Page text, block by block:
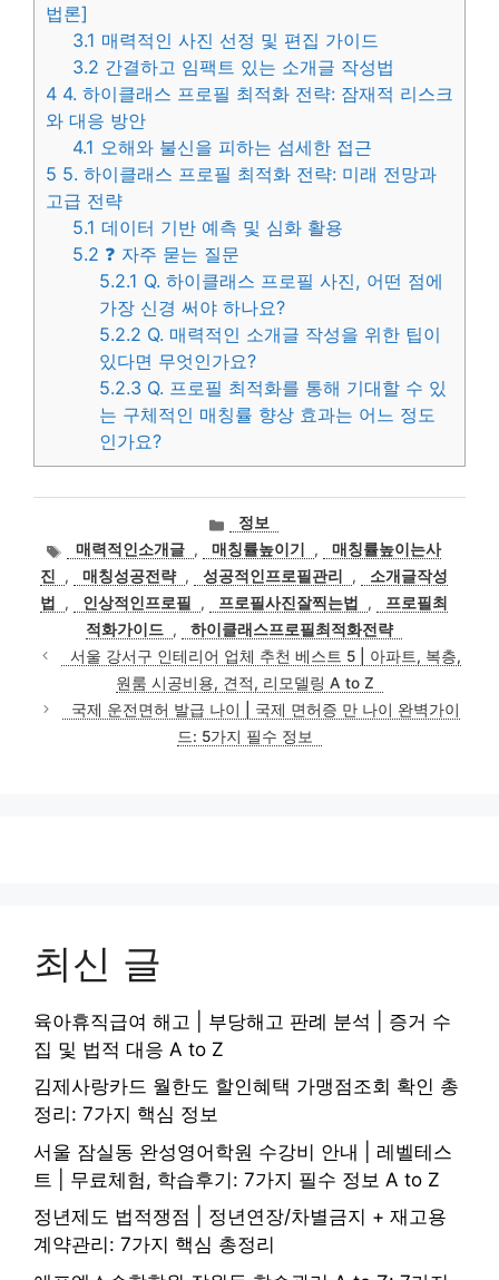
법론]
3.1 매력적인 사진 선정 및 편집 가이드
3.2 간결하고 임팩트 있는 소개글 작성법
4 4. 하이클래스 프로필 최적화 전략: 잠재적 리스크
와 대응 방안
4.1 오해와 불신을 피하는 섬세한 접근
5 5. 하이클래스 프로필 최적화 전략: 미래 전망과
고급 전략
5.1 데이터 기반 예측 및 심화 활용
5.2 ❓ 자주 묻는 질문
5.2.1 Q. 하이클래스 프로필 사진, 어떤 점에
가장 신경 써야 하나요?
5.2.2 Q. 매력적인 소개글 작성을 위한 팁이
있다면 무엇인가요?
5.2.3 Q. 프로필 최적화를 통해 기대할 수 있
는 구체적인 매칭률 향상 효과는 어느 정도
인가요?
카
테
고
리
정보
태매력적인소개글 , 매칭률높이기 ,
매칭률높이는사
진
, 매칭성공전략 , 성공적인프로필관리 ,
소개글작성
법
, 인상적인프로필 , 프로필사진잘찍는법 ,
프로필최
적화가이드 ,
하이클래스프로필최적화전략
서울 강서구 인테리어 업체 추천 베스트 5 | 아파트, 복층,
원룸 시공비용, 견적, 리모델링 A to Z
국제 운전면허 발급 나이 | 국제 면허증 만 나이 완벽가이
드: 5가지 필수 정보
최신 글
육아휴직급여 해고 | 부당해고 판례 분석 | 증거 수
집 및 법적 대응 A to Z
김제사랑카드 월한도 할인혜택 가맹점조회 확인 총
정리: 7가지 핵심 정보
서울 잠실동 완성영어학원 수강비 안내 | 레벨테스
트 | 무료체험, 학습후기: 7가지 필수 정보 A to Z
정년제도 법적쟁점 | 정년연장/차별금지 + 재고용
계약관리: 7가지 핵심 총정리